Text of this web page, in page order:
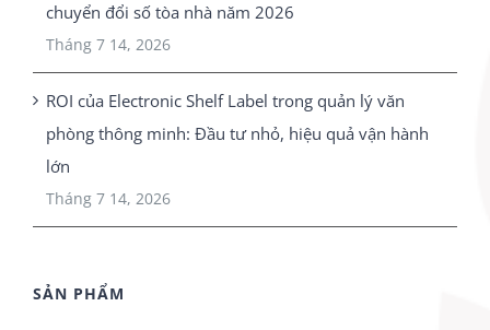
chuyển đổi số tòa nhà năm 2026
Tháng 7 14, 2026
ROI của Electronic Shelf Label trong quản lý văn
phòng thông minh: Đầu tư nhỏ, hiệu quả vận hành
lớn
Tháng 7 14, 2026
SẢN PHẨM